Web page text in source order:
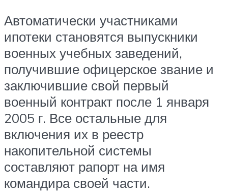
Автоматически участниками
ипотеки становятся выпускники
военных учебных заведений,
получившие офицерское звание и
заключившие свой первый
военный контракт после 1 января
2005 г. Все остальные для
включения их в реестр
накопительной системы
составляют рапорт на имя
командира своей части.